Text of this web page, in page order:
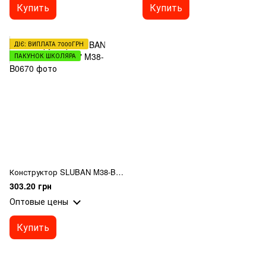
Купить Купить
ДІЄ: ВИПЛАТА 7000ГРН
ПАКУНОК ШКОЛЯРА
Конструктор SLUBAN M38-B0670 "Town"
303.20 грн
Оптовые цены
Купить